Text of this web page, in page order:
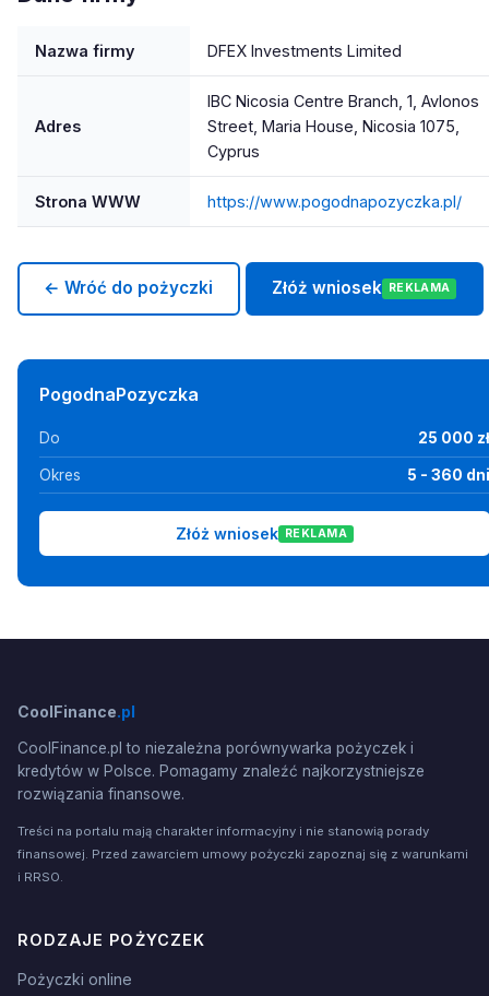
Nazwa firmy DFEX Investments Limited
Adres
IBC Nicosia Centre Branch, 1, Avlonos
Street, Maria House, Nicosia 1075,
Cyprus
Strona WWW https://www.pogodnapozyczka.pl/
← Wróć do pożyczki Złóż wniosek REKLAMA
PogodnaPozyczka
Do 25 000 zł
Okres 5 - 360 dni
Złóż wniosek REKLAMA
CoolFinance.pl
CoolFinance.pl to niezależna porównywarka pożyczek i
kredytów w Polsce. Pomagamy znaleźć najkorzystniejsze
rozwiązania finansowe.
Treści na portalu mają charakter informacyjny i nie stanowią porady
finansowej. Przed zawarciem umowy pożyczki zapoznaj się z warunkami
i RRSO.
RODZAJE POŻYCZEK
Pożyczki online